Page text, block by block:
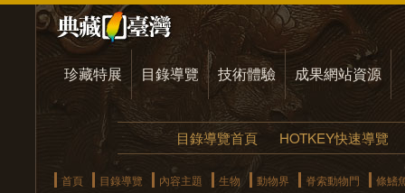
珍藏特展 目錄導覽 技術體驗 成果網站資源
目錄導覽首頁 HOTKEY快速導覽
首頁 目錄導覽 內容主題 生物 動物界 脊索動物門
條鰭